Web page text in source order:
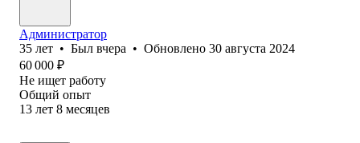
Администратор
35 лет • Был вчера • Обновлено 30 августа 2024
60 000 ₽
Не ищет работу
Общий опыт
13 лет 8 месяцев